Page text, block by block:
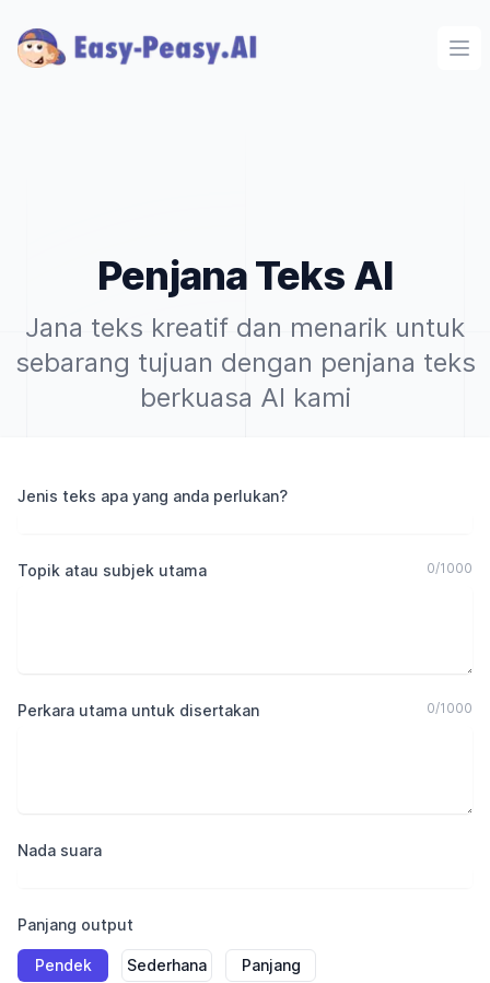
Penjana Teks AI
Jana teks kreatif dan menarik untuk
sebarang tujuan dengan penjana teks
berkuasa AI kami
Jenis teks apa yang anda perlukan?
Topik atau subjek utama 0/1000
Perkara utama untuk disertakan 0/1000
Nada suara
Panjang output
Pendek Sederhana Panjang